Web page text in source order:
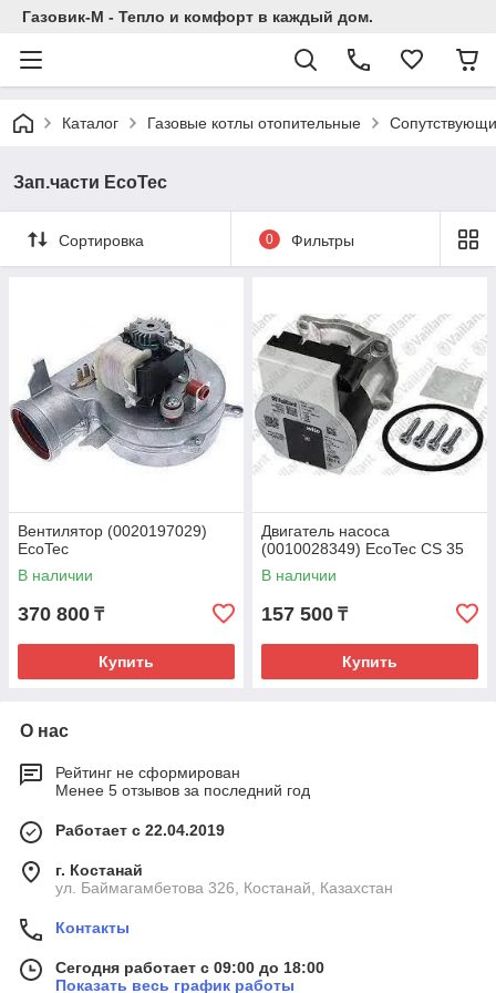
Газовик-М - Тепло и комфорт в каждый дом.
Каталог Газовые котлы отопительные
Зап.части EcoTec
Сортировка 0 Фильтры
Вентилятор (0020197029)
EcoTec
В наличии
370 800 ₸
Купить
Двигатель насоса
(0010028349) EcoTec CS 35
В наличии
157 500 ₸
Купить
О нас
Рейтинг не сформирован
Менее 5 отзывов за последний год
Работает с 22.04.2019
г. Костанай
ул. Баймагамбетова 326, Костанай, Казахстан
Контакты
Сегодня работает с 09:00 до 18:00
Показать весь график работы